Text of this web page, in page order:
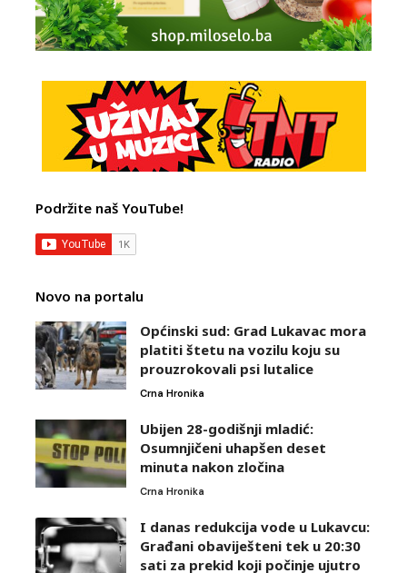
Podržite naš YouTube!
Novo na portalu
Općinski sud: Grad Lukavac mora
platiti štetu na vozilu koju su
prouzrokovali psi lutalice
Crna Hronika
Ubijen 28-godišnji mladić:
Osumnjičeni uhapšen deset
minuta nakon zločina
Crna Hronika
I danas redukcija vode u Lukavcu:
Građani obaviješteni tek u 20:30
sati za prekid koji počinje ujutro